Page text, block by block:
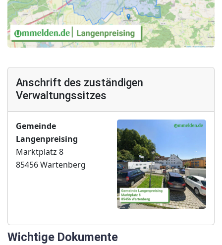
Anschrift des zuständigen
Verwaltungssitzes
Gemeinde
Langenpreising
Marktplatz 8
85456 Wartenberg
Wichtige Dokumente